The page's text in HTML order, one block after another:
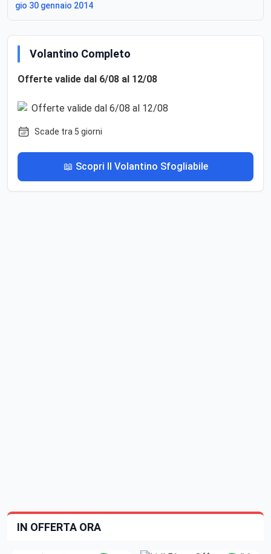
gio 30 gennaio 2014
Volantino Completo
Offerte valide dal 6/08 al 12/08
Scade tra 5 giorni
📖 Scopri Il Volantino Sfogliabile
IN OFFERTA ORA